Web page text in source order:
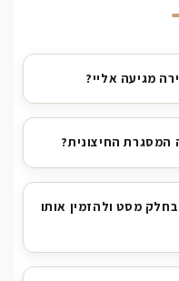
מגיעה אליי?
המסגרת החיצונית?
מסט ולהזמין אותו